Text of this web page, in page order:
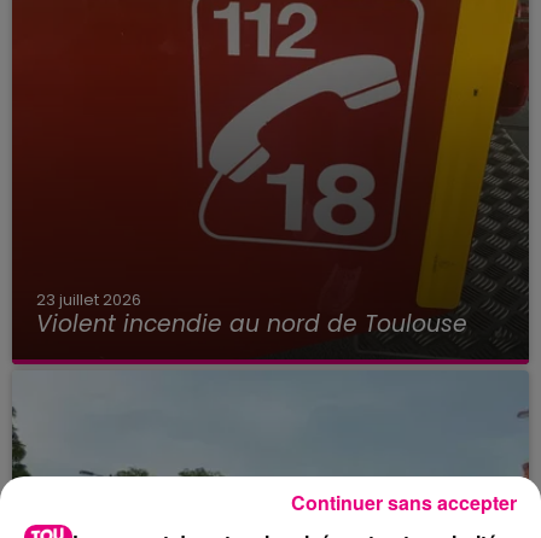
23 juillet 2026
Violent incendie au nord de Toulouse
Continuer sans accepter